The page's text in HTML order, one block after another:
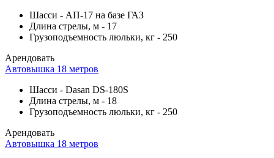
Шасси - АП-17 на базе ГАЗ
Длина стрелы, м - 17
Грузоподъемность люльки, кг - 250
Арендовать
Автовышка 18 метров
Шасси - Dasan DS-180S
Длина стрелы, м - 18
Грузоподъемность люльки, кг - 250
Арендовать
Автовышка 18 метров